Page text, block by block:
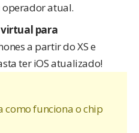
atual.
para
a partir do XS e
ter iOS atualizado!
como funciona o chip